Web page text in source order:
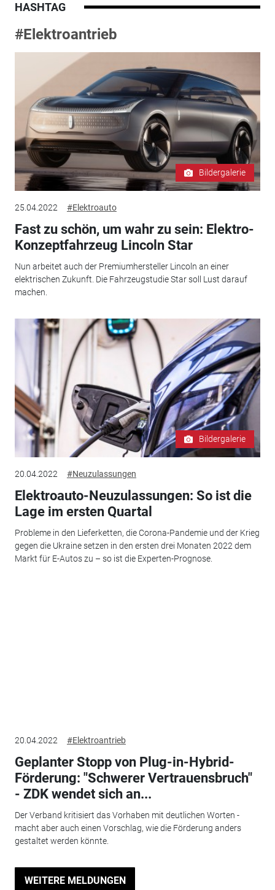
HASHTAG
#Elektroantrieb
Bildergalerie
25.04.2022 #Elektroauto
Fast zu schön, um wahr zu sein: Elektro-
Konzeptfahrzeug Lincoln Star
Nun arbeitet auch der Premiumhersteller Lincoln an einer
elektrischen Zukunft. Die Fahrzeugstudie Star soll Lust darauf
machen.
Bildergalerie
20.04.2022 #Neuzulassungen
Elektroauto-Neuzulassungen: So ist die
Lage im ersten Quartal
Probleme in den Lieferketten, die Corona-Pandemie und der Krieg
gegen die Ukraine setzen in den ersten drei Monaten 2022 dem
Markt für E-Autos zu – so ist die Experten-Prognose.
20.04.2022 #Elektroantrieb
Geplanter Stopp von Plug-in-Hybrid-
Förderung: "Schwerer Vertrauensbruch"
- ZDK wendet sich an...
Der Verband kritisiert das Vorhaben mit deutlichen Worten -
macht aber auch einen Vorschlag, wie die Förderung anders
gestaltet werden könnte.
WEITERE MELDUNGEN